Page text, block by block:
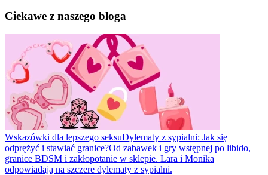
Ciekawe z naszego bloga
Wskazówki dla lepszego seksuDylematy z sypialni: Jak się
odprężyć i stawiać granice?Od zabawek i gry wstępnej po libido,
granice BDSM i zakłopotanie w sklepie. Lara i Monika
odpowiadają na szczere dylematy z sypialni.